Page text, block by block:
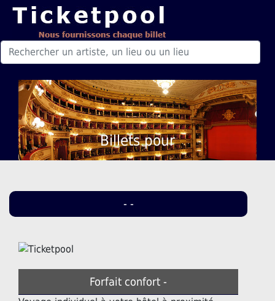
Billets pour
- -
Forfait confort -